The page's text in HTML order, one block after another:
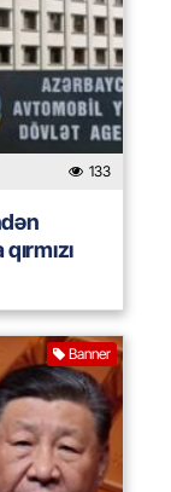
133
Banner